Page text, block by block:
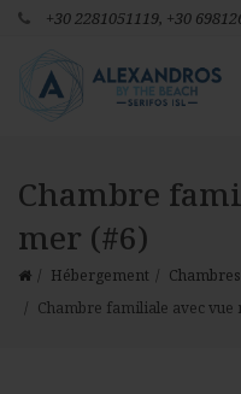
+30 2281051119, +30
Chambre
mer (#6)
Hébergement
Chambre familiale avec vue